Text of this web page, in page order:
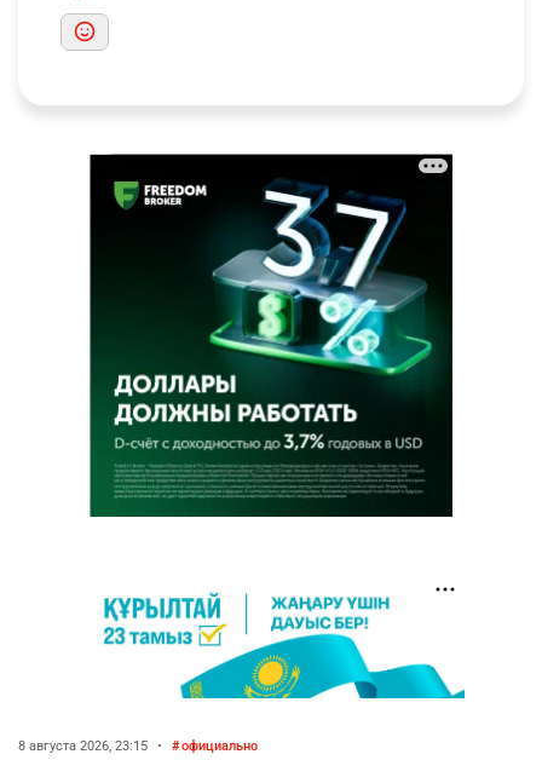
8 августа 2026, 23:15 • официально